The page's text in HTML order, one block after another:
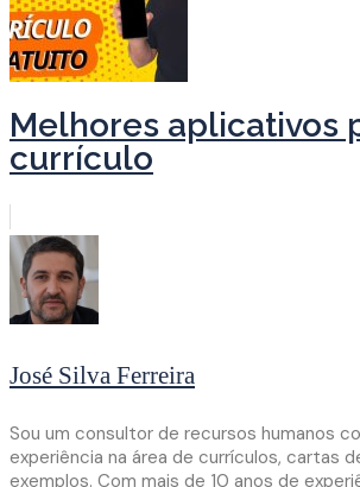
Melhores aplicativos
currículo
José Silva Ferreira
Sou um consultor de recursos humanos
experiência na área de currículos, cartas
exemplos. Com mais de 10 anos de